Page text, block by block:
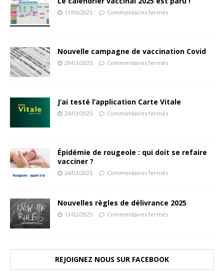
11/06/2025 Commentaires fermés
Nouvelle campagne de vaccination Covid
29/03/2025 Commentaires fermés
J’ai testé l’application Carte Vitale
24/03/2025 Commentaires fermés
Épidémie de rougeole : qui doit se refaire
vacciner ?
24/03/2025 Commentaires fermés
Nouvelles règles de délivrance 2025
13/02/2025 Commentaires fermés
REJOIGNEZ NOUS SUR FACEBOOK